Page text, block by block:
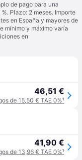
de pago para una
Plazo: 2 meses. Importe
en España y mayores de
mínimo y máximo varía
en
46,51 €
de 15,50 € TAE 0%¹
41,90 €
de 13,96 € TAE 0%¹